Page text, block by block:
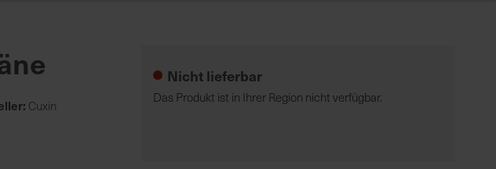
Cuxin
Nicht lieferbar
Das Produkt ist in Ihrer Region nicht verfügbar.